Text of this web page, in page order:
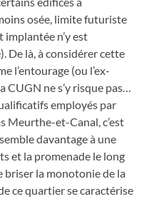
osée, limite futuriste
implantée n’y est
De là, à considérer cette
l’entourage (ou l’ex-
ne s’y risque pas…
employés par
Meurthe-et-Canal, c’est
davantage à une
et la promenade le long
la monotonie de la
ce quartier se caractérise